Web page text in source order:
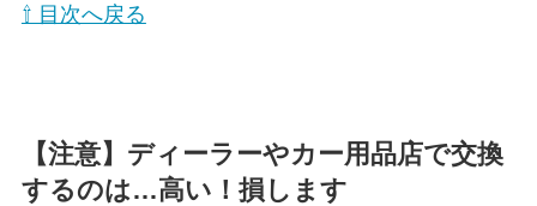
⇧ 目次へ戻る
【注意】ディーラーやカー用品店で交換
するのは…高い！損します